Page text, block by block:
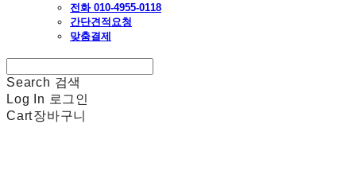
전화 010-4955-0118
간단견적요청
맞춤결제
Search 검색
Log In 로그인
Cart장바구니